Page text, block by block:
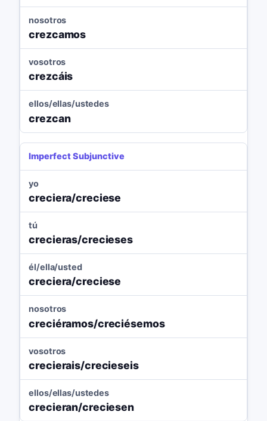
nosotros
crezcamos
vosotros
crezcáis
ellos/ellas/ustedes
crezcan
Imperfect Subjunctive
yo
creciera/creciese
tú
crecieras/crecieses
él/ella/usted
creciera/creciese
nosotros
creciéramos/creciésemos
vosotros
crecierais/crecieseis
ellos/ellas/ustedes
crecieran/creciesen